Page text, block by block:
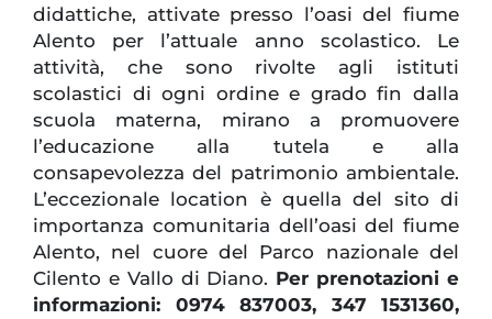
didattiche, attivate presso l’oasi del fiume
Alento per l’attuale anno scolastico. Le
attività, che sono rivolte agli istituti
scolastici di ogni ordine e grado fin dalla
scuola materna, mirano a promuovere
l’educazione alla tutela e alla
consapevolezza del patrimonio ambientale.
L’eccezionale location è quella del sito di
importanza comunitaria dell’oasi del fiume
Alento, nel cuore del Parco nazionale del
Cilento e Vallo di Diano. Per prenotazioni e
informazioni: 0974 837003, 347 1531360,